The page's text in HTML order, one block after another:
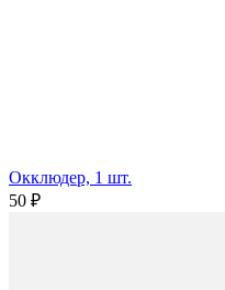
Окклюдер, 1 шт.
50 ₽